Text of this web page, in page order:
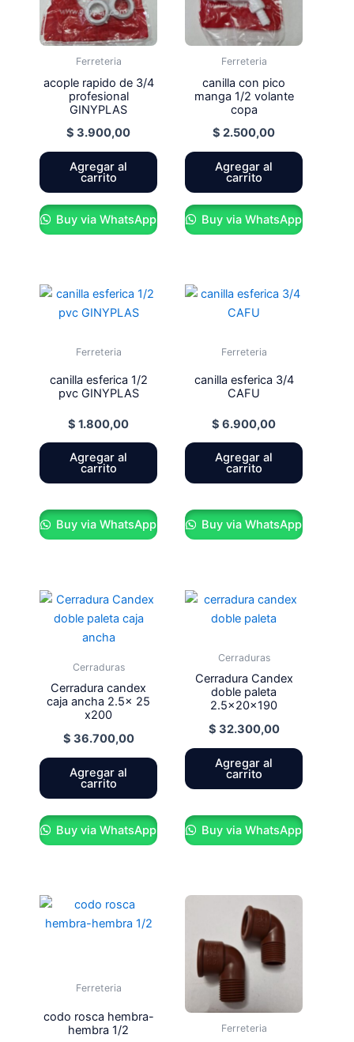
Ferreteria
acople rapido de 3/4
profesional
GINYPLAS
$ 3.900,00
Agregar al
carrito
Buy via WhatsApp
Ferreteria
canilla con pico
manga 1/2 volante
copa
$ 2.500,00
Agregar al
carrito
Buy via WhatsApp
Ferreteria
canilla esferica 1/2
pvc GINYPLAS
$ 1.800,00
Agregar al
carrito
Buy via WhatsApp
Ferreteria
canilla esferica 3/4
CAFU
$ 6.900,00
Agregar al
carrito
Buy via WhatsApp
Cerraduras
Cerradura candex
caja ancha 2.5x 25
x200
$ 36.700,00
Agregar al
carrito
Buy via WhatsApp
Cerraduras
Cerradura Candex
doble paleta
2.5x20x190
$ 32.300,00
Agregar al
carrito
Buy via WhatsApp
Ferreteria
codo rosca hembra-
hembra 1/2
Ferreteria